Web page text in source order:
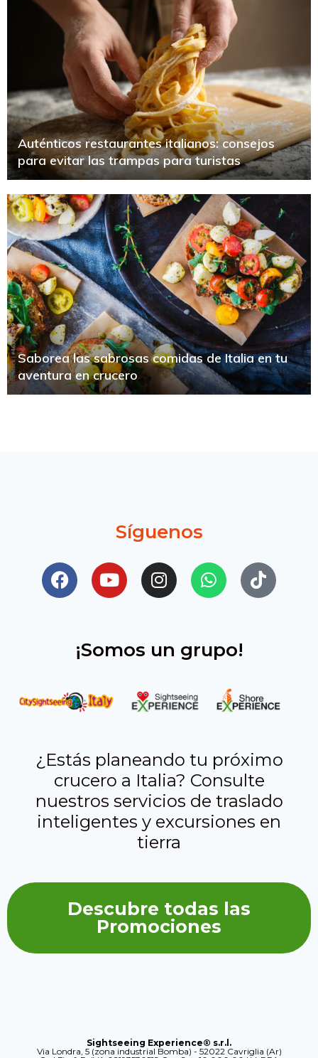
Auténticos restaurantes italianos: consejos
para evitar las trampas para turistas
Saborea las sabrosas comidas de Italia en tu
aventura en crucero
Síguenos
¡Somos un grupo!
¿Estás planeando tu próximo
crucero a Italia? Consulte
nuestros servicios de traslado
inteligentes y excursiones en
tierra
Descubre todas las
Promociones
Sightseeing Experience® s.r.l.
Via Londra, 5 (zona industrial Bomba) - 52022 Cavriglia (Ar)